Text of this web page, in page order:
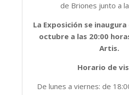
de Briones junto a
La Exposición se
octubre a las 20:00
Artis.
Horario de
De lunes a viernes: de